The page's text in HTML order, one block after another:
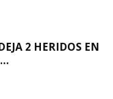
2 HERIDOS EN